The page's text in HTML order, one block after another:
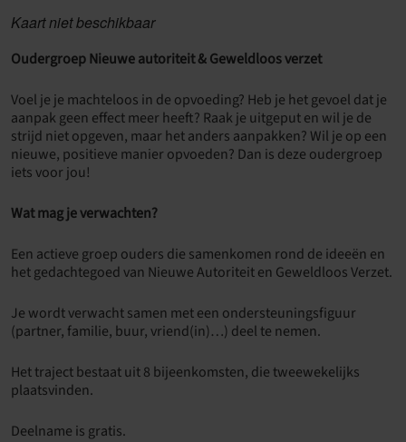
Kaart niet beschikbaar
Oudergroep Nieuwe autoriteit & Geweldloos verzet
Voel je je machteloos in de opvoeding? Heb je het gevoel dat je
aanpak geen effect meer heeft? Raak je uitgeput en wil je de
strijd niet opgeven, maar het anders aanpakken? Wil je op een
nieuwe, positieve manier opvoeden? Dan is deze oudergroep
iets voor jou!
Wat mag je verwachten?
Een actieve groep ouders die samenkomen rond de ideeën en
het gedachtegoed van Nieuwe Autoriteit en Geweldloos Verzet.
Je wordt verwacht samen met een ondersteuningsfiguur
(partner, familie, buur, vriend(in)…) deel te nemen.
Het traject bestaat uit 8 bijeenkomsten, die tweewekelijks
plaatsvinden.
Deelname is gratis.